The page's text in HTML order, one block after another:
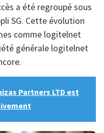
a été regroupé sous
SG. Cette évolution
comme logitelnet
générale logitelnet
Partners LTD est